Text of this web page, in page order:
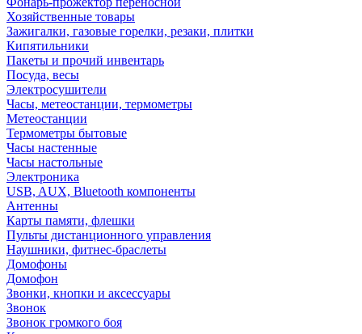
Хозяйственные товары
Зажигалки, газовые горелки, резаки, плитки
Кипятильники
Пакеты и прочий инвентарь
Посуда, весы
Электросушители
Часы, метеостанции, термометры
Метеостанции
Термометры бытовые
Часы настенные
Часы настольные
Электроника
USB, AUX, Bluetooth компоненты
Антенны
Карты памяти, флешки
Пульты дистанционного управления
Наушники, фитнес-браслеты
Домофоны
Домофон
Звонки, кнопки и аксессуары
Звонок
Звонок громкого боя